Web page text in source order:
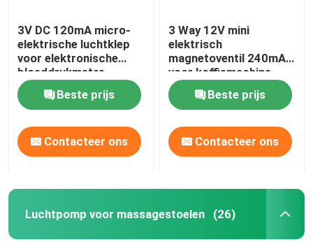
3V DC 120mA micro-
elektrische luchtklep
voor elektronische
bloeddrukmeter
medische monitor
Beste prijs
Contacteer ons
3 Way 12V mini
elektrisch
magnetoventil 240mA
voor koffiemachine
massager
Beste prijs
Contacteer ons
Luchtpomp voor massagestoelen (26)